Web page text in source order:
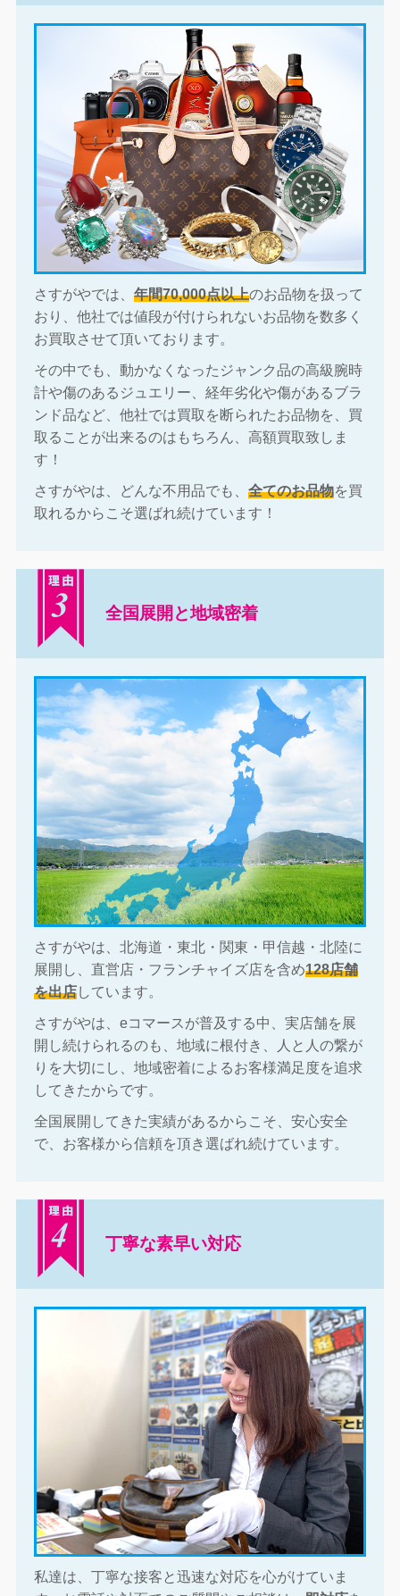
さすがやでは、 年間70,000点以上のお品物を扱って
おり、他社では値段が付けられないお品物を数多く
お買取させて頂いております。
その中でも、動かなくなったジャンク品の高級腕時
計や傷のあるジュエリー、経年劣化や傷があるブラ
ンド品など、他社では買取を断られたお品物を、買
取ることが出来るのはもちろん、高額買取致しま
す！
さすがやは、どんな不用品でも、 全てのお品物を買
取れるからこそ選ばれ続けています！
全国展開と地域密着
さすがやは、北海道・東北・関東・甲信越・北陸に
展開し、直営店・フランチャイズ店を含め128店舗
を出店しています。
さすがやは、eコマースが普及する中、実店舗を展
開し続けられるのも、地域に根付き、人と人の繋が
りを大切にし、地域密着によるお客様満足度を追求
してきたからです。
全国展開してきた実績があるからこそ、安心安全
で、お客様から信頼を頂き選ばれ続けています。
丁寧な素早い対応
私達は、丁寧な接客と迅速な対応を心がけていま